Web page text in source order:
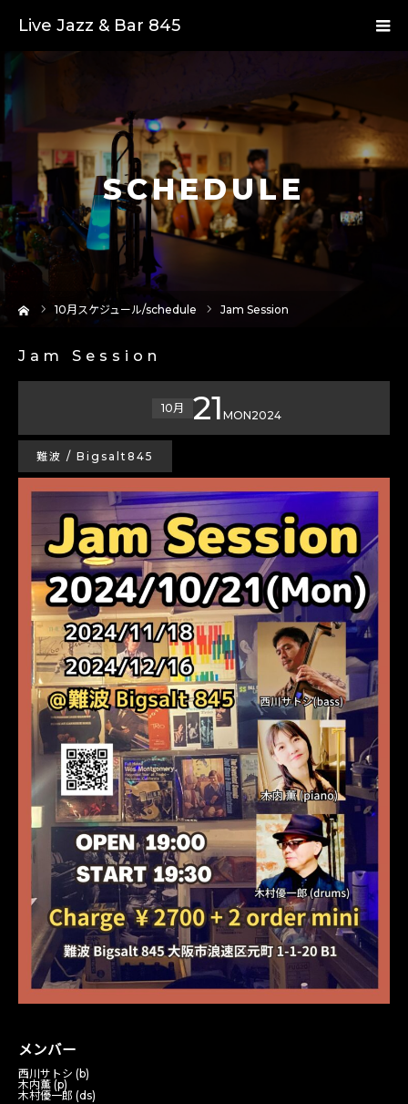
Live Jazz & Bar 845
SCHEDULE
10月スケジュール/schedule Jam Session
Jam Session
10月 21 MON2024
難波 / Bigsalt845
メンバー
西川サトシ (b)
木内薫 (p)
木村優一郎 (ds)